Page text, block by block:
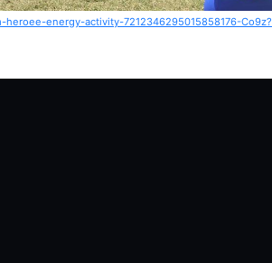
energy-activity-7212346295015858176-Co9z?